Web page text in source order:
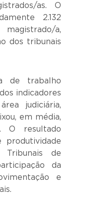
as. O
2.132
a,
dos tribunais
de trabalho
indicadores
judiciária,
em média,
O resultado
produtividade
Tribunais de
da
e